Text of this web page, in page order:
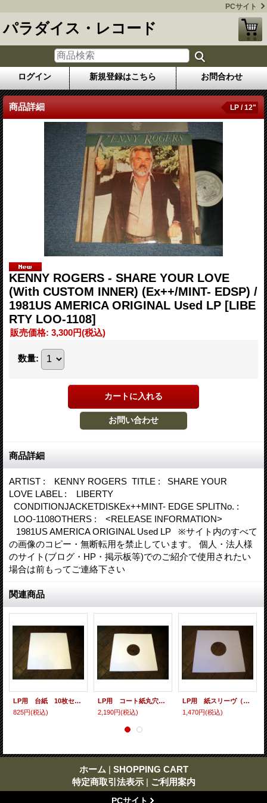
PCサイト
パラダイス・レコード
ログイン 新規登録はこちら お問合わせ
商品詳細 LP / 12"
KENNY ROGERS - SHARE YOUR LOVE
(With CUSTOM INNER) (Ex++/MINT- EDSP) /
1981US AMERICA ORIGINAL Used LP [LIBE
RTY LOO-1108]
販売価格: 3,300円(税込)
数量:
商品詳細
ARTIST : KENNY ROGERS TITLE : SHARE YOUR
LOVE LABEL : LIBERTY
CONDITIONJACKETDISKEx++MINT- EDGE SPLITNo. :
LOO-1108OTHERS : <RELEASE INFORMATION>
1981US AMERICA ORIGINAL Used LP ※サイト内のすべて
の画像のコピー・無断転用を禁止しています。 個人・法人様
のサイト(ブログ・HP・掲示板等)でのご紹介で使用されたい
場合は前もってご連絡下さい
関連商品
LP用 台紙 10枚セット
825円(税込)
LP用 コート紙丸穴ジャケ 10枚セット
2,190円(税込)
LP用 紙スリーヴ（レギュラー 四角の角） 10枚セット
1,470円(税込)
ホーム | SHOPPING CART
特定商取引法表示 | ご利用案内
PCサイト